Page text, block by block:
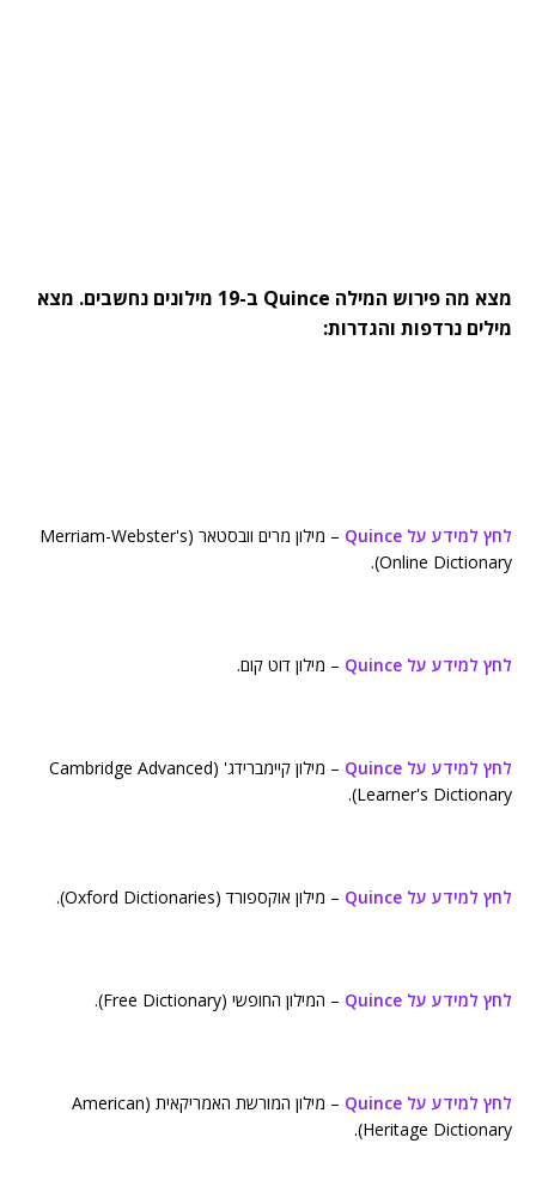
מצא מה פירוש המילה Quince ב-19 מילונים נחשבים. מצא
מילים נרדפות והגדרות:
לחץ למידע על Quince
– מילון מרים וובסטאר (Merriam-Webster's
Online Dictionary).
לחץ למידע על Quince – מילון דוט קום.
לחץ למידע על Quince
– מילון קיימברידג' (Cambridge Advanced
Learner's Dictionary).
לחץ למידע על Quince – מילון אוקספורד (Oxford Dictionaries).
לחץ למידע על Quince – המילון החופשי (Free Dictionary).
לחץ למידע על Quince
– מילון המורשת האמריקאית (American
Heritage Dictionary).